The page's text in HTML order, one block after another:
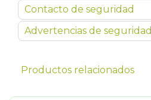
Contacto de seguridad
Advertencias de seguridad
Productos relacionados